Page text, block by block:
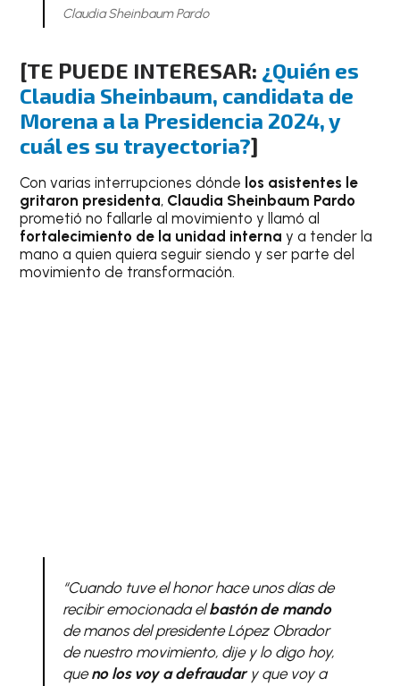
Claudia Sheinbaum Pardo
[TE PUEDE INTERESAR: ¿Quién es
Claudia Sheinbaum, candidata de
Morena a la Presidencia 2024, y
cuál es su trayectoria?]
Con varias interrupciones dónde los asistentes le
gritaron presidenta, Claudia Sheinbaum Pardo
prometió no fallarle al movimiento y llamó al
fortalecimiento de la unidad interna y a tender la
mano a quien quiera seguir siendo y ser parte del
movimiento de transformación.
“Cuando tuve el honor hace unos días de
recibir emocionada elbastón de mando
de manos del presidente López Obrador
de nuestro movimiento, dije y lo digo hoy,
queno los voy a defraudar y que voy a